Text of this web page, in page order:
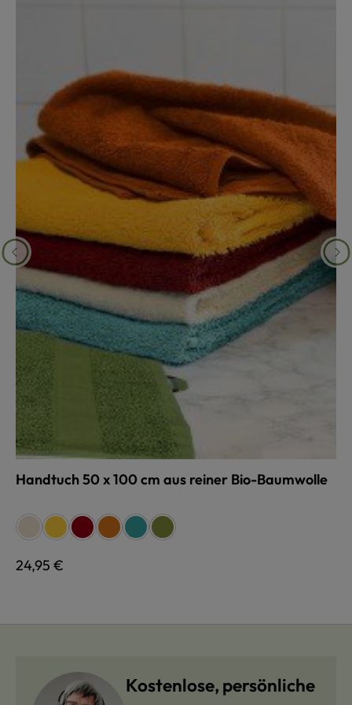
Handtuch 50 x 100 cm aus reiner Bio-Baumwolle
Farbe auswählen
naturweiß
gelb rot terra türkis grün
Regulärer Preis:
24,95 €
Kostenlose, persönliche